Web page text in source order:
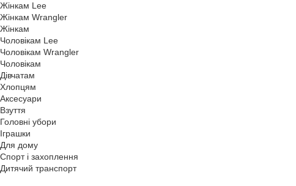
Жінкам Lee
Жінкам Wrangler
Жінкам
Чоловікам Lee
Чоловікам Wrangler
Чоловікам
Дівчатам
Хлопцям
Аксесуари
Взуття
Головні убори
Іграшки
Для дому
Спорт і захоплення
Дитячий транспорт